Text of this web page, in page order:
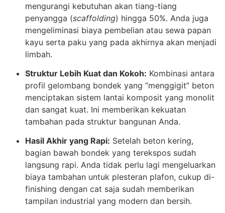
mengurangi kebutuhan akan tiang-tiang
penyangga (scaffolding) hingga 50%. Anda juga
mengeliminasi biaya pembelian atau sewa papan
kayu serta paku yang pada akhirnya akan menjadi
limbah.
Struktur Lebih Kuat dan Kokoh: Kombinasi antara
profil gelombang bondek yang “menggigit” beton
menciptakan sistem lantai komposit yang monolit
dan sangat kuat. Ini memberikan kekuatan
tambahan pada struktur bangunan Anda.
Hasil Akhir yang Rapi: Setelah beton kering,
bagian bawah bondek yang terekspos sudah
langsung rapi. Anda tidak perlu lagi mengeluarkan
biaya tambahan untuk plesteran plafon, cukup di-
finishing dengan cat saja sudah memberikan
tampilan industrial yang modern dan bersih.